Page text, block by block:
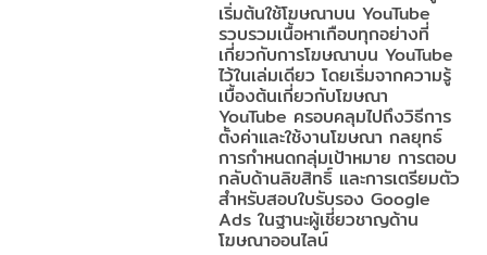
เริ่มต้นใช้โฆษณาบน YouTube
รวบรวมเนื้อหาเกือบทุกอย่างที่
เกี่ยวกับการโฆษณาบน YouTube
ไว้ในเล่มเดียว โดยเริ่มจากความรู้
เบื้องต้นเกี่ยวกับโฆษณา
YouTube ครอบคลุมไปถึงวิธีการ
ตั้งค่าและใช้งานโฆษณา กลยุทธ์
การกำหนดกลุ่มเป้าหมาย การตอบ
กลับด้านลิขสิทธิ์ และการเตรียมตัว
สำหรับสอบใบรับรอง Google
Ads ในฐานะผู้เชี่ยวชาญด้าน
โฆษณาออนไลน์